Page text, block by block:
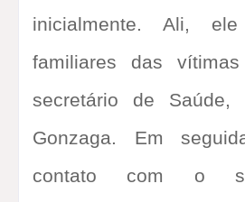
inicialmente. Ali,
familiares das
secretário de Saúde,
Gonzaga. Em
contato com o